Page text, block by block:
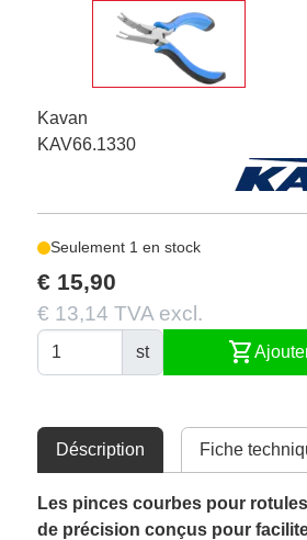
Kavan
KAV66.1330
Seulement 1 en stock
€ 15,90
€ 13,14 TVA excl.
st shopping_cart
Déscription Fiche
Les pinces courbes pour
de précision conçus pour